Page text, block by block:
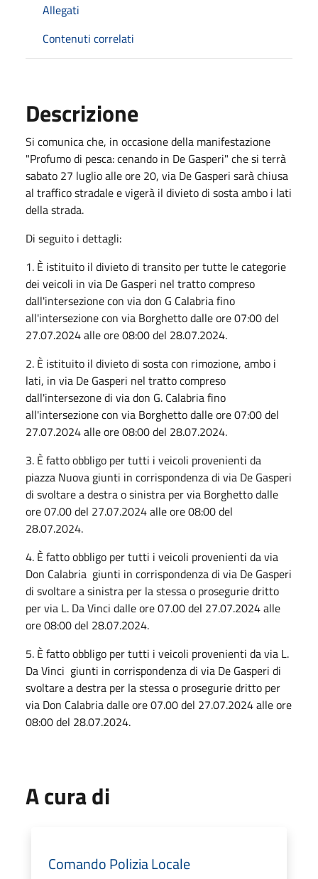
Allegati
Contenuti correlati
Descrizione
Si comunica che, in occasione della manifestazione
"Profumo di pesca: cenando in De Gasperi" che si terrà
sabato 27 luglio alle ore 20, via De Gasperi sarà chiusa
al traffico stradale e vigerà il divieto di sosta ambo i lati
della strada.
Di seguito i dettagli:
1. È istituito il divieto di transito per tutte le categorie
dei veicoli in via De Gasperi nel tratto compreso
dall'intersezione con via don G Calabria fino
all'intersezione con via Borghetto dalle ore 07:00 del
27.07.2024 alle ore 08:00 del 28.07.2024.
2. È istituito il divieto di sosta con rimozione, ambo i
lati, in via De Gasperi nel tratto compreso
dall'intersezone di via don G. Calabria fino
all'intersezione con via Borghetto dalle ore 07:00 del
27.07.2024 alle ore 08:00 del 28.07.2024.
3. È fatto obbligo per tutti i veicoli provenienti da
piazza Nuova giunti in corrispondenza di via De Gasperi
di svoltare a destra o sinistra per via Borghetto dalle
ore 07.00 del 27.07.2024 alle ore 08:00 del
28.07.2024.
4. È fatto obbligo per tutti i veicoli provenienti da via
Don Calabria giunti in corrispondenza di via De Gasperi
di svoltare a sinistra per la stessa o prosegurie dritto
per via L. Da Vinci dalle ore 07.00 del 27.07.2024 alle
ore 08:00 del 28.07.2024.
5. È fatto obbligo per tutti i veicoli provenienti da via L.
Da Vinci giunti in corrispondenza di via De Gasperi di
svoltare a destra per la stessa o prosegurie dritto per
via Don Calabria dalle ore 07.00 del 27.07.2024 alle ore
08:00 del 28.07.2024.
A cura di
Comando Polizia Locale